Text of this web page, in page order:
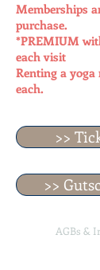
>>
Memberships
purchase.
*PREMIUM
each visit
Renting a yoga
each.
>>
AGBs &